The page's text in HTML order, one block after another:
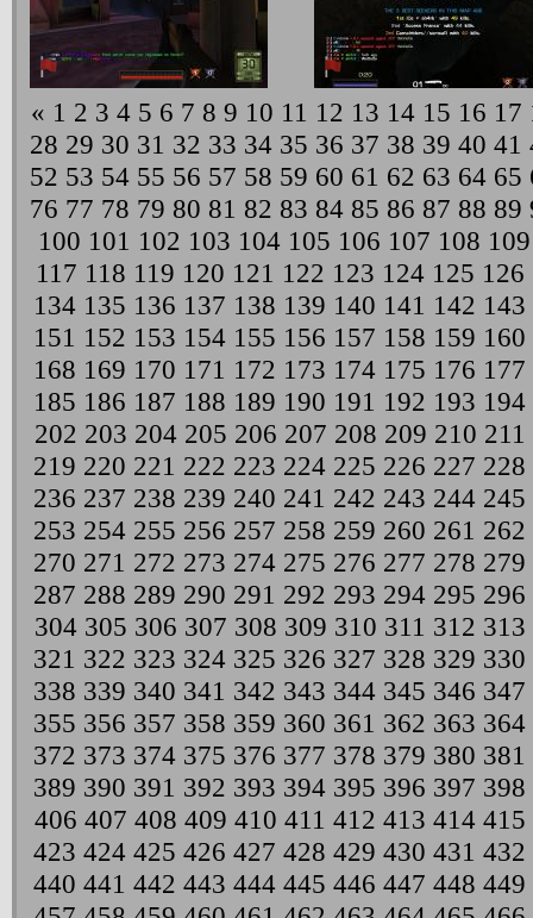
« 1 2 3 4 5 6 7 8 9 10 11 12 13 14 15 16 17
28 29 30 31 32 33 34 35 36 37 38 39 40 41
52 53 54 55 56 57 58 59 60 61 62 63 64 65
76 77 78 79 80 81 82 83 84 85 86 87 88 89
100 101 102 103 104 105 106 107 108 109
117 118 119 120 121 122 123 124 125 126
134 135 136 137 138 139 140 141 142 143
151 152 153 154 155 156 157 158 159 160
168 169 170 171 172 173 174 175 176 177
185 186 187 188 189 190 191 192 193 194
202 203 204 205 206 207 208 209 210 211
219 220 221 222 223 224 225 226 227 228
236 237 238 239 240 241 242 243 244 245
253 254 255 256 257 258 259 260 261 262
270 271 272 273 274 275 276 277 278 279
287 288 289 290 291 292 293 294 295 296
304 305 306 307 308 309 310 311 312 313
321 322 323 324 325 326 327 328 329 330
338 339 340 341 342 343 344 345 346 347
355 356 357 358 359 360 361 362 363 364
372 373 374 375 376 377 378 379 380 381
389 390 391 392 393 394 395 396 397 398
406 407 408 409 410 411 412 413 414 415
423 424 425 426 427 428 429 430 431 432
440 441 442 443 444 445 446 447 448 449